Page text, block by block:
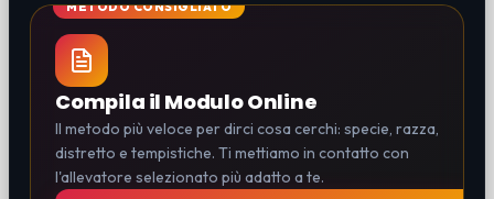
Compila il Modulo Online
Il metodo più veloce per dirci cosa cerchi: specie, razza,
distretto e tempistiche. Ti mettiamo in contatto con
l'allevatore selezionato più adatto a te.